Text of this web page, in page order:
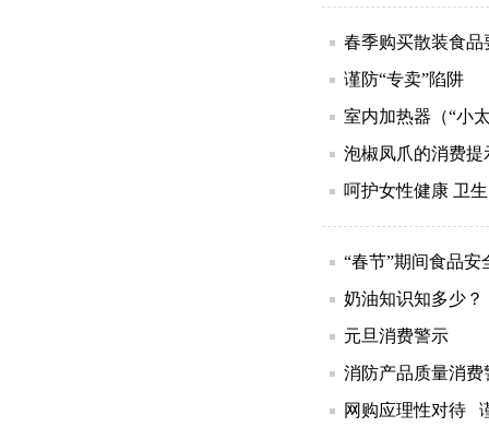
春季购买散装食品
谨防“专卖”陷阱
室内加热器（“小
泡椒凤爪的消费提
呵护女性健康 卫
“春节”期间食品安
奶油知识知多少？
元旦消费警示
消防产品质量消费
网购应理性对待